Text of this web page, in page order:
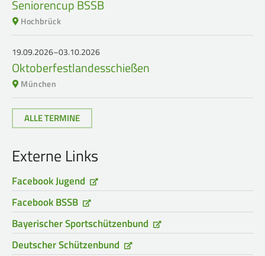
Seniorencup BSSB
Hochbrück
19.09.2026–03.10.2026
Oktoberfestlandesschießen
München
ALLE TERMINE
Externe Links
Facebook Jugend
Facebook BSSB
Bayerischer Sportschützenbund
Deutscher Schützenbund
Senioren-Auflage
RWK
DAMEN
Damen im Schützensport
Bezirkspokal
BREITENSPORT
Navigation
überspringen
Datenschutz Impressum
Formulare
Kontakt